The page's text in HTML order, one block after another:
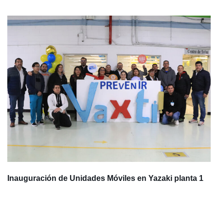
Inauguración de Unidades Móviles en Yazaki planta 1